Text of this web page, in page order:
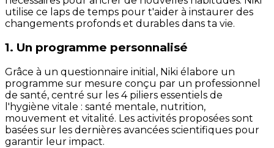
utilise ce laps de temps pour t'aider à instaurer des
changements profonds et durables dans ta vie.
1. Un programme personnalisé
Grâce à un questionnaire initial, Niki élabore un
programme sur mesure conçu par un professionnel
de santé, centré sur les 4 piliers essentiels de
l'hygiène vitale : santé mentale, nutrition,
mouvement et vitalité. Les activités proposées sont
basées sur les dernières avancées scientifiques pour
garantir leur impact.